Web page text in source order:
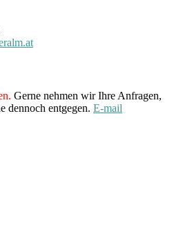
Gerne nehmen wir Ihre Anfragen,
dennoch entgegen. E-mail